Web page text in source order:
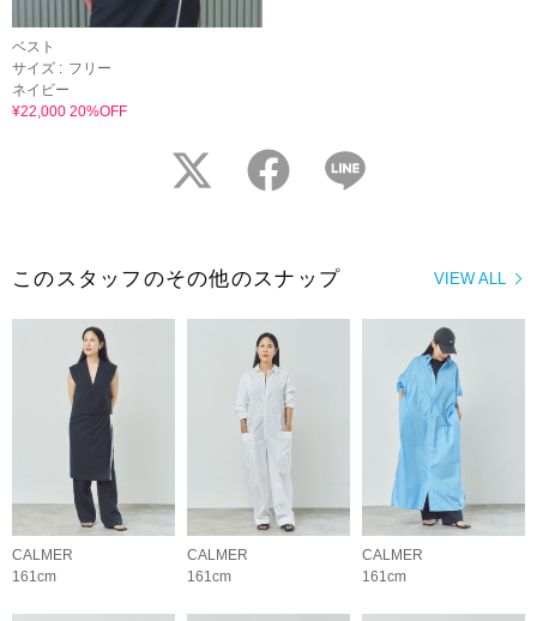
ベスト
サイズ : フリー
ネイビー
¥22,000 20%OFF
twitter facebook
VIEW ALL
このスタッフのその他のスナップ
CALMER
161cm
CALMER
161cm
CALMER
161cm